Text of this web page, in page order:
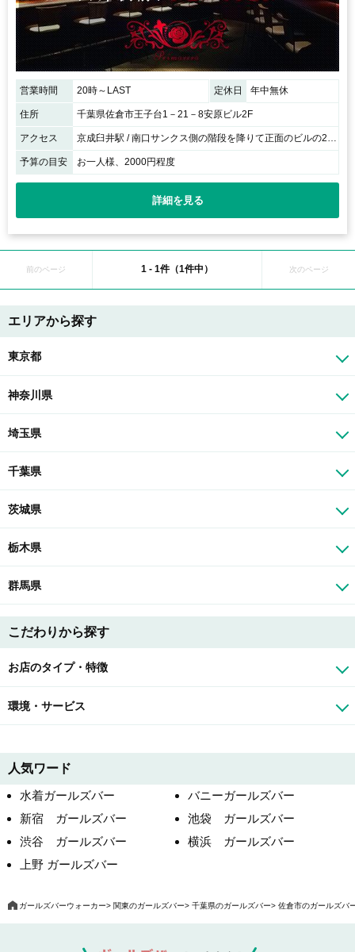
営業時間 20時～LAST 定休日 年中無休
住所 千葉県佐倉市王子台1－21－8安原ビル2F
アクセス
予算の目安 お一人様、2000円程度
詳細を見る
前のページ 1 - 1件（1件中） 次のページ
エリアから探す
東京都
神奈川県
埼玉県
千葉県
茨城県
栃木県
群馬県
こだわりから探す
お店のタイプ・特徴
環境・サービス
人気ワード
水着ガールズバー
バニーガールズバー
新宿 ガールズバー
池袋 ガールズバー
渋谷 ガールズバー
横浜 ガールズバー
上野 ガールズバー
ガールズバーウォーカー 関東のガールズバー 千葉県のガールズバー 佐倉市のガールズバ